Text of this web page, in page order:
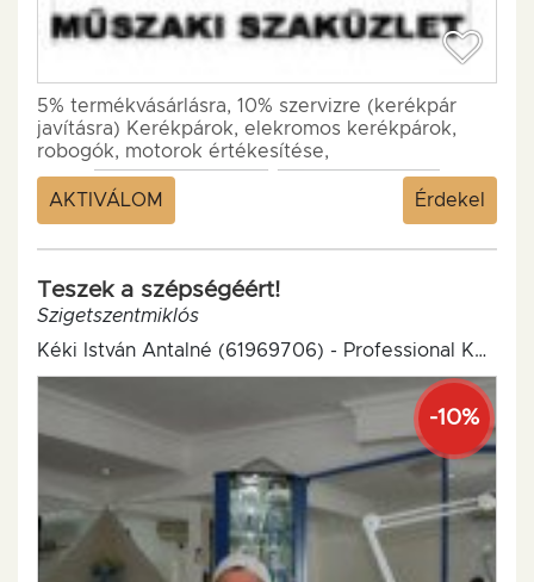
5% termékvásárlásra, 10% szervizre (kerékpár
javításra) Kerékpárok, elekromos kerékpárok,
robogók, motorok értékesítése,
szervizelése. Kiemelt partnereinken keresztül
alkatrészek és kiegészítők forgalmazásával is...
AKTIVÁLOM Érdekel
Teszek a szépségéért!
Szigetszentmiklós
Kéki István Antalné (61969706) - Professional Kozmetik
-10%